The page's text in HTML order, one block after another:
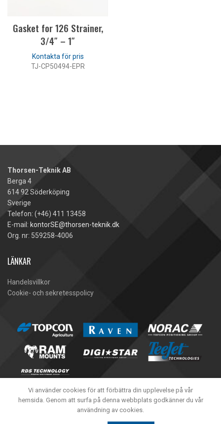
Gasket for 126 Strainer,
3/4″ – 1″
TJ-CP50494-EPR
Thorsen-Teknik AB
Berga 4
614 92 Söderköping
Sverige
Telefon: (+46) 411 13458
E-mail: kontorSE@thorsen-teknik.dk
Org. nr: 559258-4006
LÄNKAR
Handelsvillkor
Cookie- och sekretesspolicy
Vi använder cookies för att förbättra din upplevelse på vår
hemsida. Genom att surfa på denna webbplats godkänner du vår
användning av cookies.